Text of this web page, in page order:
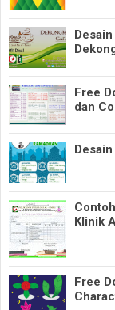
Free
dan
Klinik
Free